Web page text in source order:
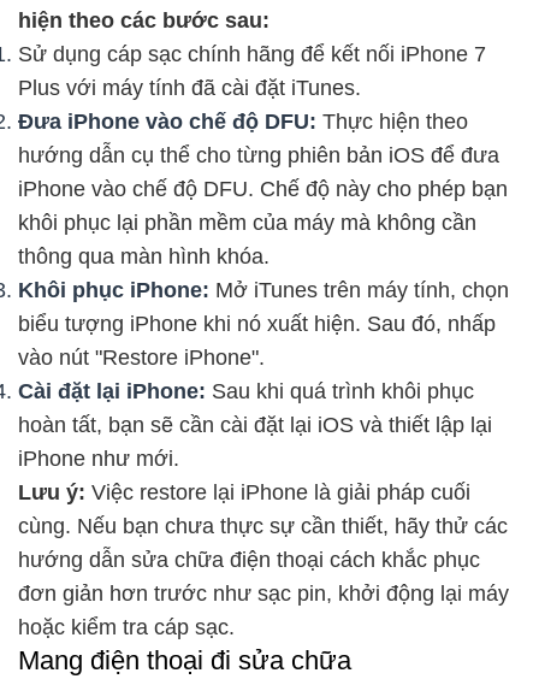
hiện theo các bước sau:
Sử dụng cáp sạc chính hãng để kết nối iPhone 7
Plus với máy tính đã cài đặt iTunes.
Đưa iPhone vào chế độ DFU: Thực hiện theo
hướng dẫn cụ thể cho từng phiên bản iOS để đưa
iPhone vào chế độ DFU. Chế độ này cho phép bạn
khôi phục lại phần mềm của máy mà không cần
thông qua màn hình khóa.
Khôi phục iPhone: Mở iTunes trên máy tính, chọn
biểu tượng iPhone khi nó xuất hiện. Sau đó, nhấp
vào nút "Restore iPhone".
Cài đặt lại iPhone: Sau khi quá trình khôi phục
hoàn tất, bạn sẽ cần cài đặt lại iOS và thiết lập lại
iPhone như mới.
Lưu ý: Việc restore lại iPhone là giải pháp cuối
cùng. Nếu bạn chưa thực sự cần thiết, hãy thử các
hướng dẫn sửa chữa điện thoại cách khắc phục
đơn giản hơn trước như sạc pin, khởi động lại máy
hoặc kiểm tra cáp sạc.
Mang điện thoại đi sửa chữa